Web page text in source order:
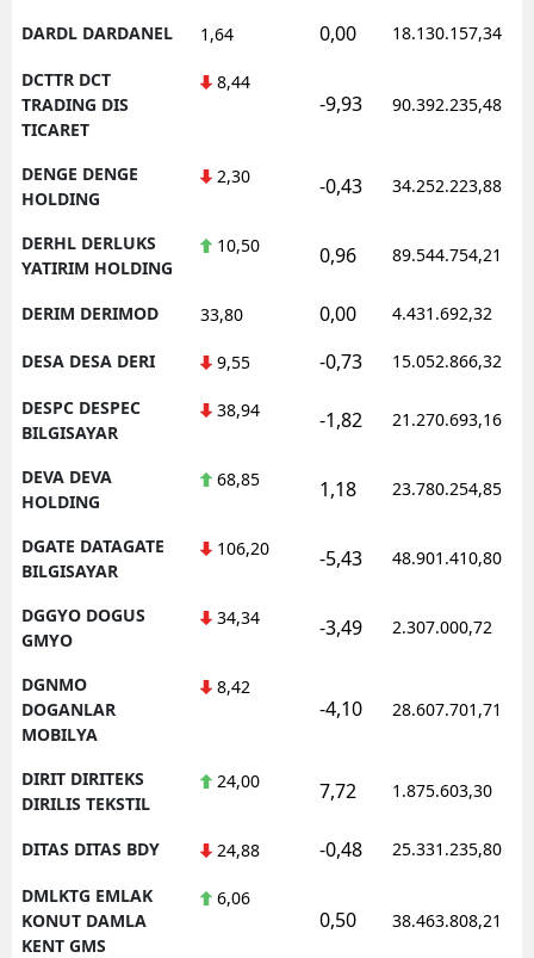
DARDL DARDANEL 1,64 0,00 18.130.157,34
DCTTR DCT
TRADING DIS
TICARET
8,44
-9,93 90.392.235,48
DENGE DENGE
HOLDING
2,30 -0,43 34.252.223,88
DERHL DERLUKS
YATIRIM HOLDING
10,50 0,96 89.544.754,21
DERIM DERIMOD 33,80 0,00 4.431.692,32
DESA DESA DERI 9,55 -0,73 15.052.866,32
DESPC DESPEC
BILGISAYAR
38,94 -1,82 21.270.693,16
DEVA DEVA
HOLDING
68,85 1,18 23.780.254,85
DGATE DATAGATE
BILGISAYAR
106,20 -5,43 48.901.410,80
DGGYO DOGUS
GMYO
34,34 -3,49 2.307.000,72
DGNMO
DOGANLAR
MOBILYA
8,42
-4,10 28.607.701,71
DIRIT DIRITEKS
DIRILIS TEKSTIL
24,00 7,72 1.875.603,30
DITAS DITAS BDY 24,88 -0,48 25.331.235,80
DMLKTG EMLAK
KONUT DAMLA
KENT GMS
6,06
0,50 38.463.808,21